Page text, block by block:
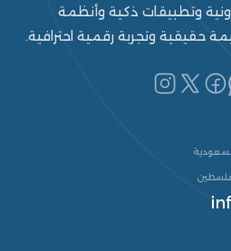
وتطبيقات ذكية وأنظمة
حقيقية وتجربة رقمية احترافية.